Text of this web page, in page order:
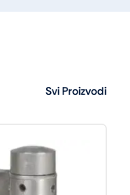
Svi Proizvodi